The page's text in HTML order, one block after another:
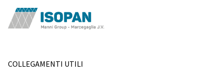
COLLEGAMENTI UTILI